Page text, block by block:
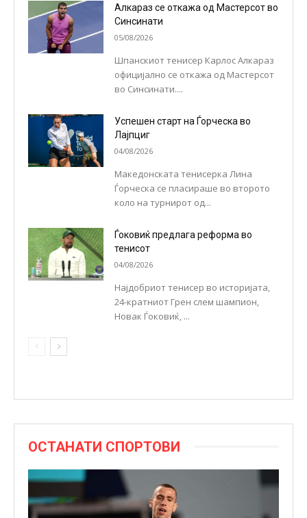
Алкараз се откажа од Мастерсот во
Синсинати
05/08/2026
Шпанскиот тенисер Карлос Алкараз
официјално се откажа од Мастерсот
во Синсинати....
Успешен старт на Ѓорческа во
Лајпциг
04/08/2026
Македонската тенисерка Лина
Ѓорческа се пласираше во второто
коло на турнирот од...
Ѓоковиќ предлага реформа во
тенисот
04/08/2026
Најдобриот тенисер во историјата,
24-кратниот Грен слем шампион,
Новак Ѓоковиќ, ...
ОСТАНАТИ СПОРТОВИ